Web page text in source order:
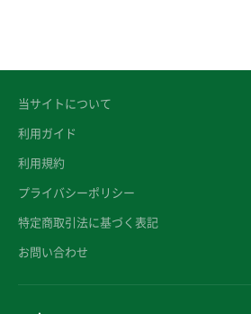
当サイトについて
利用ガイド
利用規約
プライバシーポリシー
特定商取引法に基づく表記
お問い合わせ